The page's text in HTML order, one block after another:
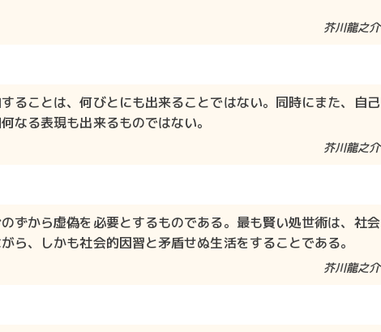
芥川龍之介​​
ることは、何びとにも出来ることではない。同時にまた、自己
なる表現も出来るものではない。
芥川龍之介​​
ずから虚偽を必要とするものである。最も賢い処世術は、社会
ら、しかも社会的因習と矛盾せぬ生活をすることである。
芥川龍之介​​